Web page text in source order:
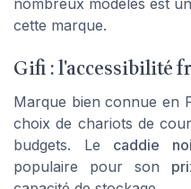
nombreux modèles est
cette marque.
Gifi : l'accessibilité
Marque bien connue en
choix de chariots de
budgets. Le caddie
populaire pour son